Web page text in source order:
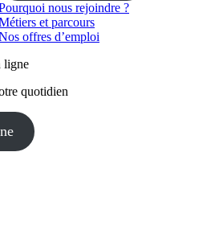
nous rejoindre ?
et parcours
offres d’emploi
ligne
quotidien